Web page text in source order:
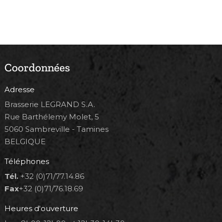
Coordonnées
Adresse
Brasserie LEGRAND S.A.
Rue Barthélemy Molet, 5
5060 Sambreville - Tamines
BELGIQUE
Téléphones
Tél. +32 (0)71/77.14.86
Fax+32 (0)71/76.18.69
Heures d'ouverture